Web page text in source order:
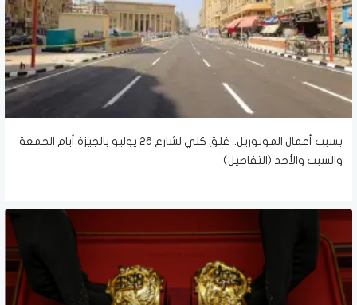
بسبب أعمال المونوريل.. غلق كلي لشارع 26 يوليو بالجيزة أيام الجمعة
والسبت والأحد (التفاصيل)